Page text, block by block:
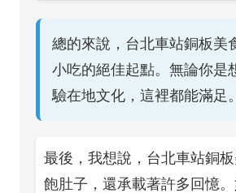
總的來說，台北車站銅板美
小吃的絕佳起點。無論你是
驗在地文化，這裡都能滿足。
最後，我想說，台北車站銅
飽肚子，還承載著許多回憶